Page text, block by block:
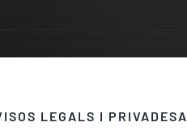
LEGALS I PRIVADESA